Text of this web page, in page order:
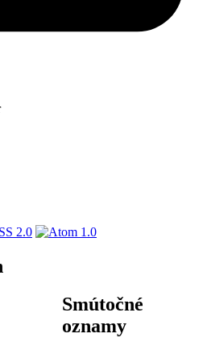
Smútočné
oznamy